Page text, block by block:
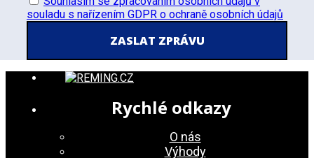
souladu s nařízením GDPR o ochraně osobních údajů
Rychlé odkazy
O nás
Výhody